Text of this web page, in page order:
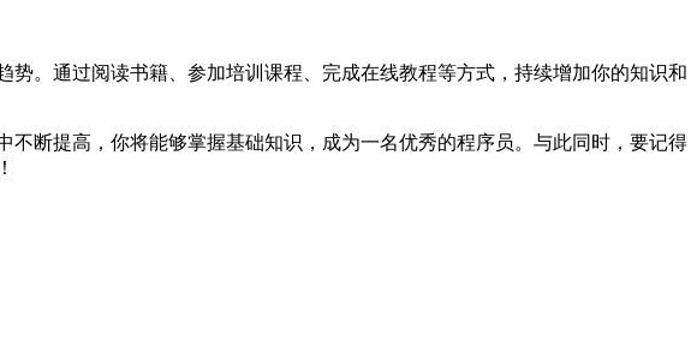
。通过阅读书籍、参加培训课程、完成在线教程等方式，持续增加你的知识和
断提高，你将能够掌握基础知识，成为一名优秀的程序员。与此同时，要记得